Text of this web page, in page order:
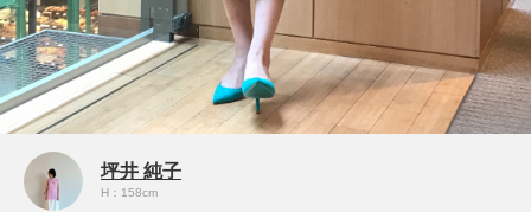
坪井 純子
H：158cm